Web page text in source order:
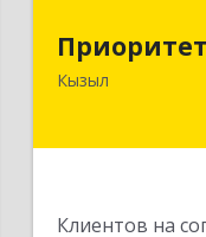
Приоритет
Кызыл
Клиентов на